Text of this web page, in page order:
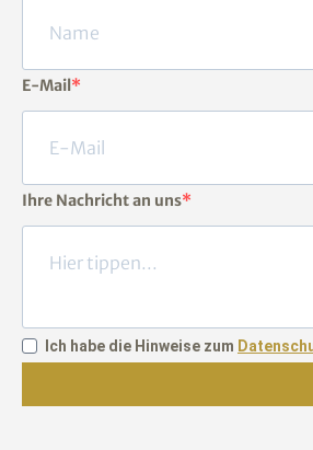
E-Mail
Ihre Nachricht an uns
Ich habe die Hinweise zum